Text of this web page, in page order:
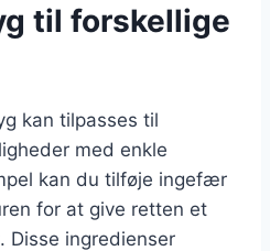
til forskellige
kan tilpasses til
med enkle
kan du tilføje ingefær
for at give retten et
ingredienser